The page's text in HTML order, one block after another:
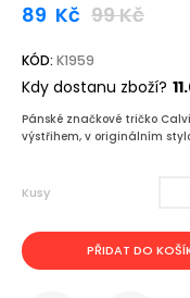
89 Kč 99Kč
KÓD: K1959
Kdy dostanu zboží?
Pánské značkové tričko
výstřihem, v originálním
Kusy
PŘIDAT DO